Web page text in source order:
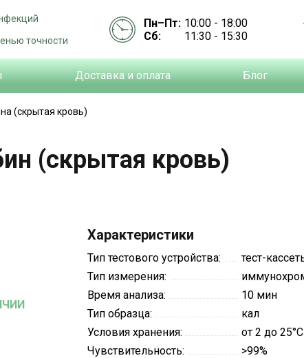
точности
Пн–Пт: 10:00 - 18:00
Сб:
11:30 - 15:30
Доставка и оплата Блог
(скрытая кровь)
(скрытая кровь)
Характеристики
Тип тестового устройства:
тест-
Тип измерения:
Время анализа:
10 мин
Тип образца:
кал
Условия хранения:
от 2 до 25°С
Чувствительность:
>99%